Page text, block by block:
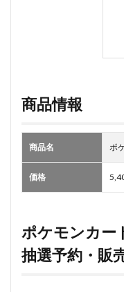
商品情報
商品名 ポ
価格
ポケモンカー
抽選予約・販